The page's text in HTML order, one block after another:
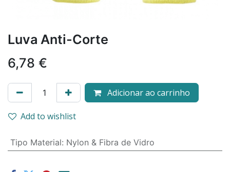
Luva Anti-Corte
6,78 €
Adicionar ao carrinho
Add to wishlist
Tipo Material: Nylon & Fibra de Vidro